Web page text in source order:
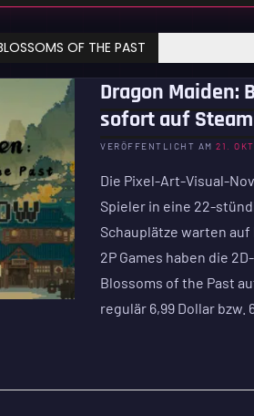
OF THE PAST
Dragon Maiden:
sofort auf
VERÖFFENTLICHT AM21.
Die Pixel-Art-Visual-
Spieler in eine 22-
Schauplätze warten
2P Games haben die
Blossoms of the Past
regulär 6,99 Dollar